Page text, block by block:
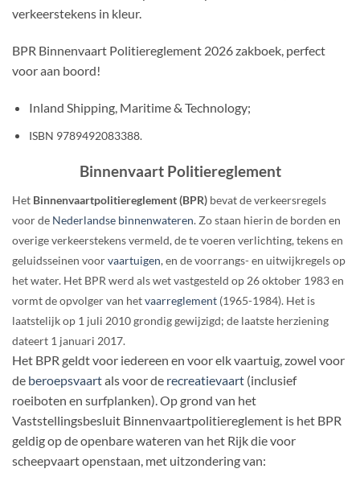
verkeerstekens in kleur.
BPR Binnenvaart Politiereglement 2026 zakboek, perfect
voor aan boord!
Inland Shipping, Maritime & Technology;
ISBN 9789492083388.
Binnenvaart Politiereglement
Het Binnenvaartpolitiereglement (BPR) bevat de verkeersregels
voor de Nederlandse binnenwateren. Zo staan hierin de borden en
overige verkeerstekens vermeld, de te voeren verlichting, tekens en
geluidsseinen voorvaartuigen, en de voorrangs- en uitwijkregels op
het water. Het BPR werd als wet vastgesteld op 26 oktober 1983 en
vormt de opvolger van hetvaarreglement (1965-1984). Het is
laatstelijk op 1 juli 2010 grondig gewijzigd; de laatste herziening
dateert 1 januari 2017.
Het BPR geldt voor iedereen en voor elk vaartuig, zowel voor
de beroepsvaartals voor de recreatievaart (inclusief
roeiboten en surfplanken). Op grond van het
Vaststellingsbesluit Binnenvaartpolitiereglement is het BPR
geldig op de openbare wateren van het Rijk die voor
scheepvaart openstaan, met uitzondering van: